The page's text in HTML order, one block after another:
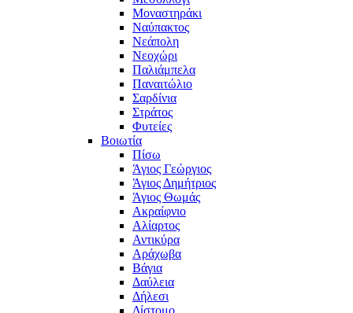
Μοναστηράκι
Ναύπακτος
Νεάπολη
Νεοχώρι
Παλιάμπελα
Παναιτώλιο
Σαρδίνια
Στράτος
Φυτείες
Βοιωτία
Πίσω
Άγιος Γεώργιος
Άγιος Δημήτριος
Άγιος Θωμάς
Ακραίφνιο
Αλίαρτος
Αντικύρα
Αράχωβα
Βάγια
Δαύλεια
Δήλεσι
Δίστομο